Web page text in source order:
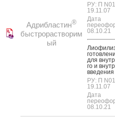
Адрибластин®
быстрорастворим
ый
РУ: П
19.11.07
Дата
08.10.21
для
го и
РУ: П
19.11.07
Дата
08.10.21